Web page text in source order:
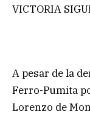
VICTORIA
A pesar de la
Ferro-Pumita
Lorenzo de